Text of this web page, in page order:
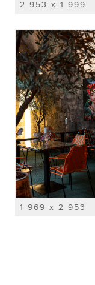
2 953 x 1 999
1 969 x 2 953